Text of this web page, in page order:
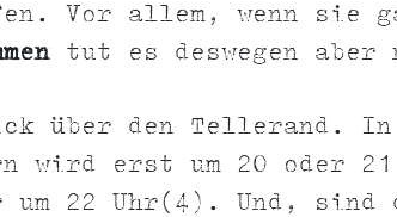
Vor allem, wenn sie
tut es deswegen aber
über den Tellerand. In
wird erst um 20 oder 21
um 22 Uhr(4). Und, sind